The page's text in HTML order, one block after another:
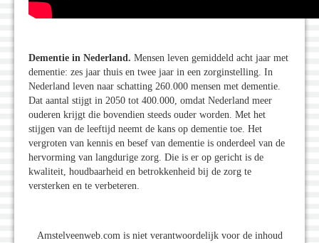
Dementie in Nederland. Mensen leven gemiddeld acht jaar met
dementie: zes jaar thuis en twee jaar in een zorginstelling. In
Nederland leven naar schatting 260.000 mensen met dementie.
Dat aantal stijgt in 2050 tot 400.000, omdat Nederland meer
ouderen krijgt die bovendien steeds ouder worden. Met het
stijgen van de leeftijd neemt de kans op dementie toe. Het
vergroten van kennis en besef van dementie is onderdeel van de
hervorming van langdurige zorg. Die is er op gericht is de
kwaliteit, houdbaarheid en betrokkenheid bij de zorg te
versterken en te verbeteren.
Amstelveenweb.com is niet verantwoordelijk voor de inhoud